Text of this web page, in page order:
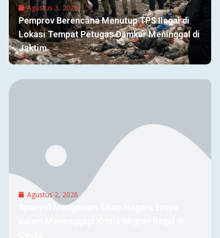
Agustus 3, 2026
Pemprov Berencana Menutup TPS Ilegal di
Lokasi Tempat Petugas Damkar Meninggal di
Jaktim
Agustus 2, 2026
Spanyol Mengecam Sikap Negara Eropa